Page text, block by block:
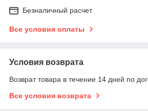
Безналичный расчет
Все условия оплаты
Условия возврата
Возврат товара в течение 14 дней по
Все условия возврата